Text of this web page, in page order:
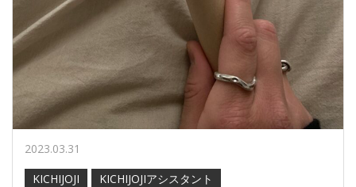
2023.03.31
KICHIJOJI
KICHIJOJIアシスタント